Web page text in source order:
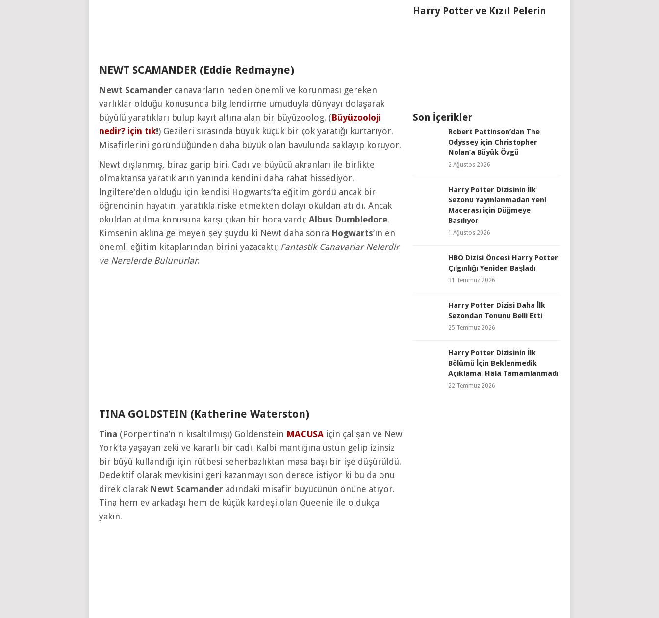
NEWT SCAMANDER (Eddie Redmayne)
Newt Scamander canavarların neden önemli ve korunması gereken
varlıklar olduğu konusunda bilgilendirme umuduyla dünyayı dolaşarak
büyülü yaratıkları bulup kayıt altına alan bir büyüzoolog. (Büyüzooloji
nedir? için tık!) Gezileri sırasında büyük küçük bir çok yaratığı kurtarıyor.
Misafirlerini göründüğünden daha büyük olan bavulunda saklayıp koruyor.
Newt dışlanmış, biraz garip biri. Cadı ve büyücü akranları ile birlikte
olmaktansa yaratıkların yanında kendini daha rahat hissediyor.
İngiltere’den olduğu için kendisi Hogwarts’ta eğitim gördü ancak bir
öğrencinin hayatını yaratıkla riske etmekten dolayı okuldan atıldı. Ancak
okuldan atılma konusuna karşı çıkan bir hoca vardı; Albus Dumbledore.
Kimsenin aklına gelmeyen şey şuydu ki Newt daha sonra Hogwarts‘ın en
önemli eğitim kitaplarından birini yazacaktı; Fantastik Canavarlar Nelerdir
ve Nerelerde Bulunurlar.
TINA GOLDSTEIN (Katherine Waterston)
Tina (Porpentina’nın kısaltılmışı) Goldenstein MACUSA için çalışan ve New
York’ta yaşayan zeki ve kararlı bir cadı. Kalbi mantığına üstün gelip izinsiz
bir büyü kullandığı için rütbesi seherbazlıktan masa başı bir işe düşürüldü.
Dedektif olarak mevkisini geri kazanmayı son derece istiyor ki bu da onu
direk olarak Newt Scamander adındaki misafir büyücünün önüne atıyor.
Tina hem ev arkadaşı hem de küçük kardeşi olan Queenie ile oldukça
yakın.
Harry Potter ve Kızıl Pelerin
Son İçerikler
Robert Pattinson’dan The
Odyssey için Christopher
Nolan’a Büyük Övgü
2 Ağustos 2026
Harry Potter Dizisinin İlk
Sezonu Yayınlanmadan Yeni
Macerası için Düğmeye
Basılıyor
1 Ağustos 2026
HBO Dizisi Öncesi Harry Potter
Çılgınlığı Yeniden Başladı
31 Temmuz 2026
Harry Potter Dizisi Daha İlk
Sezondan Tonunu Belli Etti
25 Temmuz 2026
Harry Potter Dizisinin İlk
Bölümü İçin Beklenmedik
Açıklama: Hâlâ Tamamlanmadı
22 Temmuz 2026